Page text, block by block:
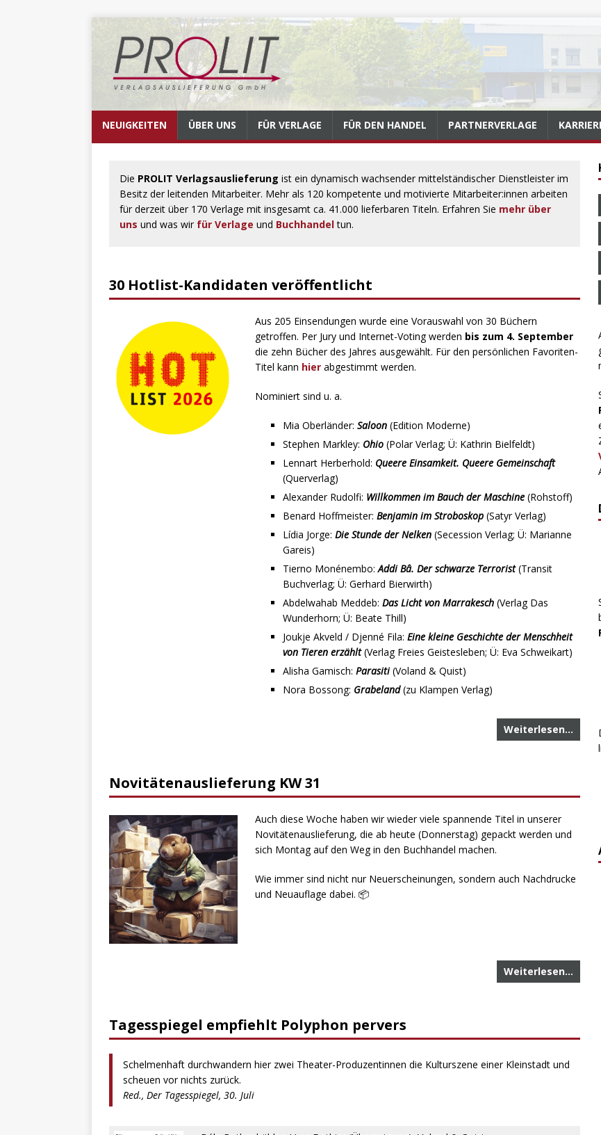
NEUIGKEITEN ÜBER UNS FÜR VERLAGE FÜR DEN HANDEL PARTNERVERLAGE
Die PROLIT Verlagsauslieferung ist ein dynamisch wachsender mittelständischer Dienstleister im
Besitz der leitenden Mitarbeiter. Mehr als 120 kompetente und motivierte Mitarbeiter:innen arbeiten
für derzeit über 170 Verlage mit insgesamt ca. 41.000 lieferbaren Titeln. Erfahren Sie mehr über
uns und was wir für Verlage und Buchhandeltun.
30 Hotlist-Kandidaten veröffentlicht
Aus 205 Einsendungen wurde eine Vorauswahl von 30 Büchern
getroffen. Per Jury und Internet-Voting werden bis zum 4. September
die zehn Bücher des Jahres ausgewählt. Für den persönlichen Favoriten-
Titel kann hier abgestimmt werden.
Nominiert sind u. a.
Mia Oberländer: Saloon (Edition Moderne)
Stephen Markley: Ohio (Polar Verlag; Ü: Kathrin Bielfeldt)
Lennart Herberhold: Queere Einsamkeit. Queere Gemeinschaft
(Querverlag)
Alexander Rudolfi: Willkommen im Bauch der Maschine (Rohstoff)
Benard Hoffmeister: Benjamin im Stroboskop (Satyr Verlag)
Lídia Jorge: Die Stunde der Nelken (Secession Verlag; Ü: Marianne
Gareis)
Tierno Monénembo:Addi Bâ. Der schwarze Terrorist(Transit
Buchverlag; Ü: Gerhard Bierwirth)
Abdelwahab Meddeb: Das Licht von Marrakesch (Verlag Das
Wunderhorn; Ü: Beate Thill)
Joukje Akveld / Djenné Fila: Eine kleine Geschichte der Menschheit
von Tieren erzählt(Verlag Freies Geistesleben; Ü: Eva Schweikart)
Alisha Gamisch: Parasiti(Voland & Quist)
Nora Bossong: Grabeland(zu Klampen Verlag)
Weiterlesen…
Novitätenauslieferung KW 31
Auch diese Woche haben wir wieder viele spannende Titel in unserer
Novitätenauslieferung, die ab heute (Donnerstag) gepackt werden und
sich Montag auf den Weg in den Buchhandel machen.
Wie immer sind nicht nur Neuerscheinungen, sondern auch Nachdrucke
und Neuauflage dabei. 📦
Weiterlesen…
Tagesspiegel empfiehlt Polyphon pervers
Schelmenhaft durchwandern hier zwei Theater-Produzentinnen die Kulturszene einer Kleinstadt und
scheuen vor nichts zurück.
Red., Der Tagesspiegel, 30. Juli